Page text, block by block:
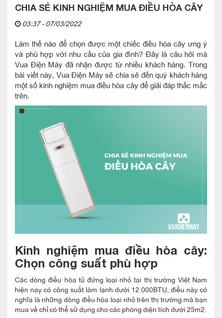
CHIA SẺ KINH NGHIỆM MUA ĐIỀU HÒA CÂY
03:37 - 07/03/2022
Làm thế nào để chọn được một chiếc điều hòa cây ưng ý
và phù hợp với nhu cầu của gia đình? Đây là câu hỏi mà
Vua Điện Máy đã nhận được từ nhiều khách hàng. Trong
bài viết này, Vua Điện Máy sẽ chia sẻ đến quý khách hàng
một số kinh nghiệm mua điều hòa cây để giải đáp thắc mắc
trên.
Kinh nghiệm mua điều hòa cây:
Chọn công suất phù hợp
Các dòng điều hòa tủ đứng loại nhỏ tại thị trường Việt Nam
hiện nay có công suất làm lạnh dưới 12.000BTU, điều này có
nghĩa là những dòng điều hòa loại nhỏ trên thị trường mà bạn
mua về chỉ có thể sử dụng cho các phòng diện tích dưới 25m2.